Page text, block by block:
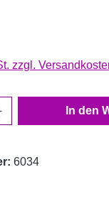
zzgl.
Gib den
In den
6034